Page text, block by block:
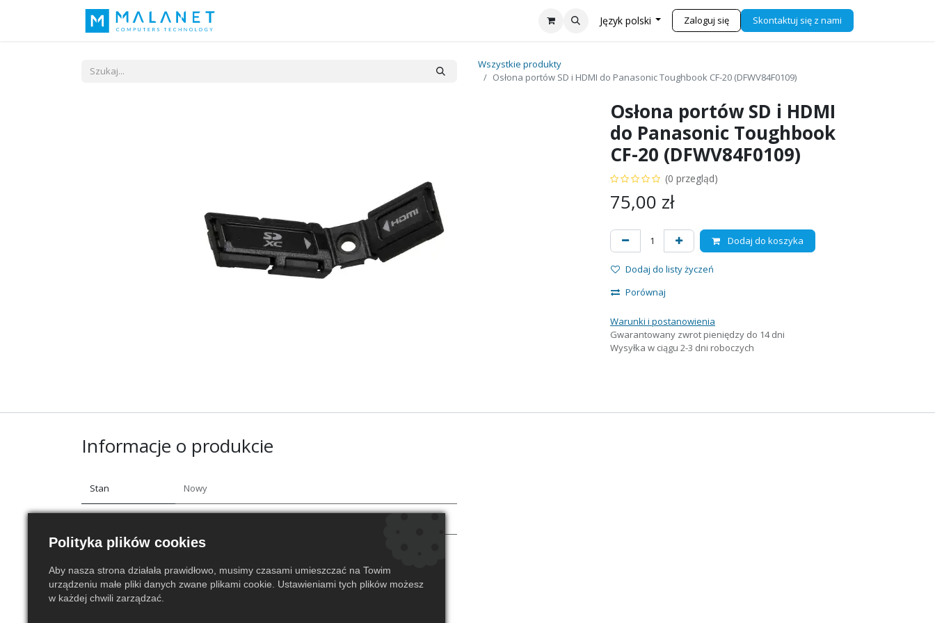
Aktualności Skontaktuj się z nami Sklep
Język polski Zaloguj się Skontaktuj się z nami
Wszystkie produkty
Osłona portów SD i HDMI do Panasonic Toughbook CF-20 (DFWV84F0109)
Osłona portów SD i HDMI
do Panasonic Toughbook
CF-20 (DFWV84F0109)
(0 przegląd)
75,00 zł
Dodaj do koszyka
Dodaj do listy życzeń
Porównaj
Warunki i postanowienia
Gwarantowany zwrot pieniędzy do 14 dni
Wysyłka w ciągu 2-3 dni roboczych
Informacje o produkcie
Stan Nowy
Polityka plików cookies
Aby nasza strona działała prawidłowo, musimy czasami umieszczać na Towim
urządzeniu małe pliki danych zwane plikami cookie. Ustawieniami tych plików możesz
w każdej chwili zarządzać.